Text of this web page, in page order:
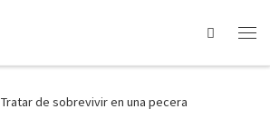
Search
Tratar de sobrevivir en una pecera